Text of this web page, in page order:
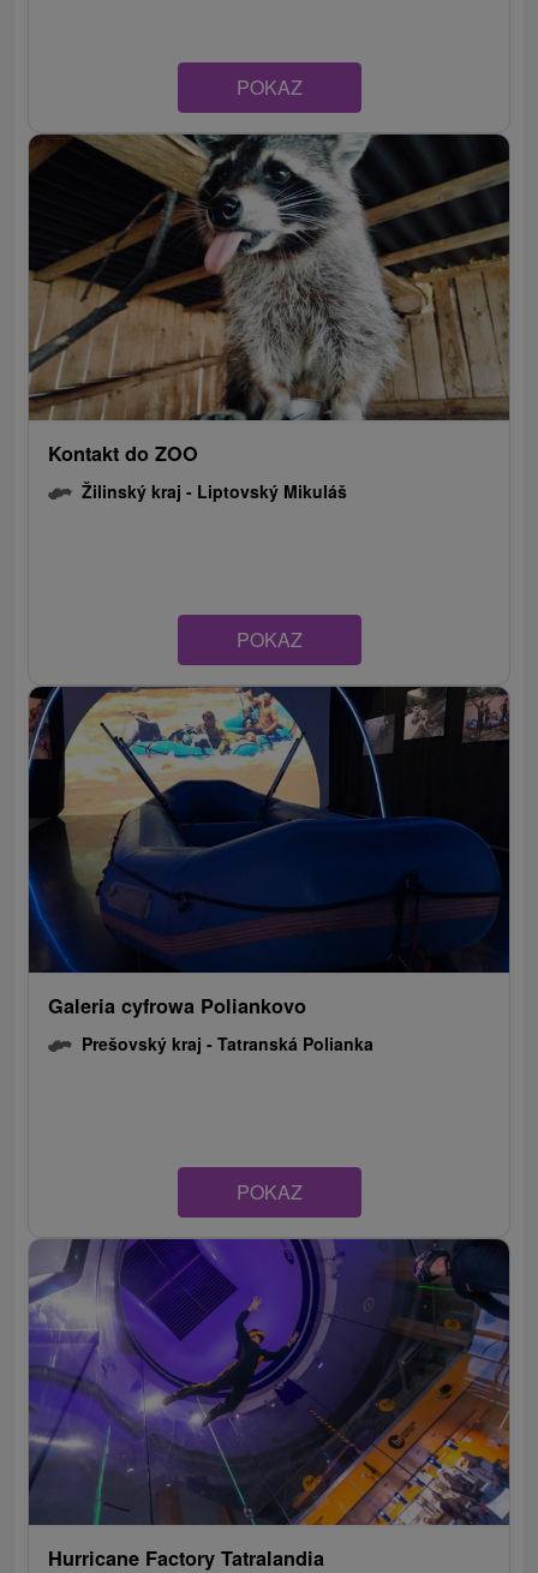
POKAZ
Kontakt do ZOO
Žilinský kraj - Liptovský Mikuláš
POKAZ
Galeria cyfrowa Poliankovo
Prešovský kraj -Tatranská Polianka
POKAZ
Hurricane Factory Tatralandia